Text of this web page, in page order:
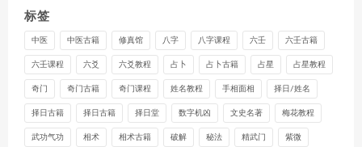
标签
中医 中医古籍 修真馆 八字 八字课程 六壬 六壬古籍
六壬课程 六爻 六爻教程 占卜 占卜古籍 占星 占星教程
奇门 奇门古籍 奇门课程 姓名教程 手相面相 择日/姓名
择日古籍 择日古籍 择日堂 数字机凶 文史名著 梅花教程
武功气功 相术 相术古籍 破解 秘法 精武门 紫微